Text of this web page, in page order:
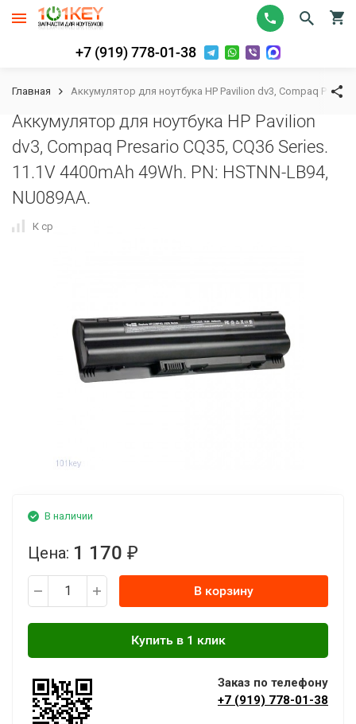
+7 (919) 778-01-38
Главная Аккумулятор для ноутбука HP Pavilion dv3, Compaq
Аккумулятор для ноутбука HP Pavilion
dv3, Compaq Presario CQ35, CQ36 Series.
11.1V 4400mAh 49Wh. PN: HSTNN-LB94,
NU089AA.
К сравнению
В наличии
Цена: 1 170 ₽
В корзину
Заказ по телефону
+7 (919) 778-01-38